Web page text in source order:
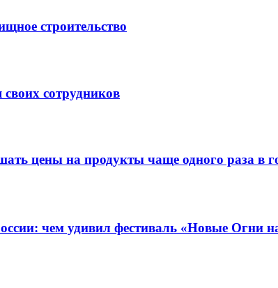
строительство
сотрудников
цены на продукты чаще одного раза в
чем удивил фестиваль «Новые Огни